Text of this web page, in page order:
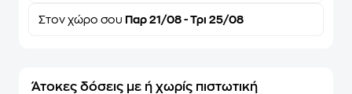
Στον χώρο σου Παρ 21/08 - Τρι 25/08
Άτοκες δόσεις με ή χωρίς πιστωτική